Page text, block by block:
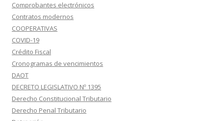
Comprobantes electrónicos
Contratos modernos
COOPERATIVAS
COVID-19
Crédito Fiscal
Cronogramas de vencimientos
DAOT
DECRETO LEGISLATIVO Nº 1395
Derecho Constitucional Tributario
Derecho Penal Tributario